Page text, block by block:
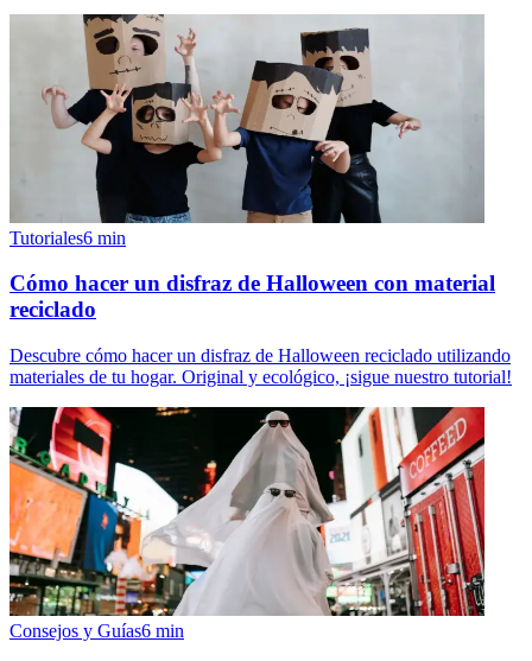
Tutoriales6 min
Cómo hacer un disfraz de Halloween con material
reciclado
Descubre cómo hacer un disfraz de Halloween reciclado utilizando
materiales de tu hogar. Original y ecológico, ¡sigue nuestro tutorial!
Consejos y Guías6 min